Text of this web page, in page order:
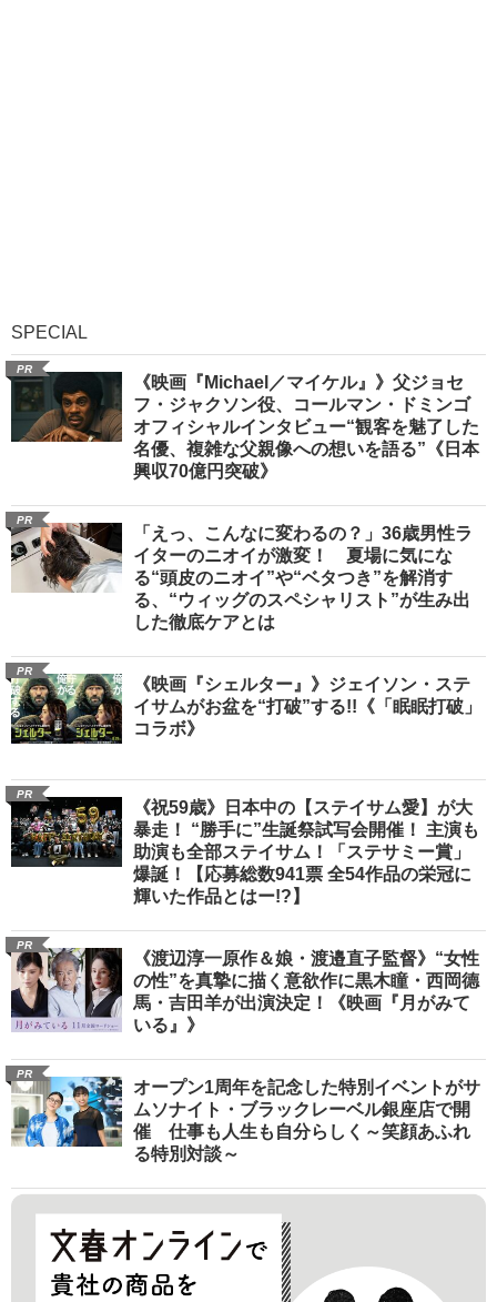
SPECIAL
PR
《映画『Michael／マイケル』》父ジョセ
フ・ジャクソン役、コールマン・ドミンゴ
オフィシャルインタビュー“観客を魅了した
名優、複雑な父親像への想いを語る”《日本
興収70億円突破》
PR
「えっ、こんなに変わるの？」36歳男性ラ
イターのニオイが激変！ 夏場に気にな
る“頭皮のニオイ”や“ベタつき”を解消す
る、“ウィッグのスペシャリスト”が生み出
した徹底ケアとは
PR
《映画『シェルター』》ジェイソン・ステ
イサムがお盆を“打破”する!!《「眠眠打破」
コラボ》
PR
《祝59歳》日本中の【ステイサム愛】が大
暴走！ “勝手に”生誕祭試写会開催！ 主演も
助演も全部ステイサム！「ステサミー賞」
爆誕！【応募総数941票 全54作品の栄冠に
輝いた作品とはー!?】
PR
《渡辺淳一原作＆娘・渡邉直子監督》“女性
の性”を真摯に描く意欲作に黒木瞳・西岡德
馬・吉田羊が出演決定！《映画『月がみて
いる』》
PR
オープン1周年を記念した特別イベントがサ
ムソナイト・ブラックレーベル銀座店で開
催 仕事も人生も自分らしく～笑顔あふれ
る特別対談～